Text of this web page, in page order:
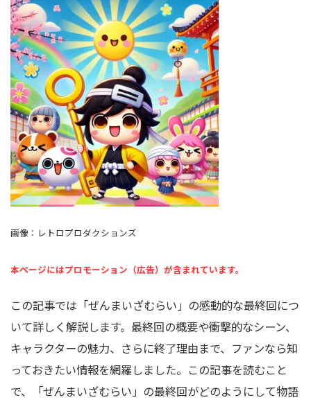
画像：レトロプロダクションズ
本ページにはプロモーション（広告）が含まれています。
この記事では「ぜんまいざむらい」の感動的な最終回につ
いて詳しく解説します。 最終回の概要や衝撃的なシーン、
キャラクターの魅力、さらに終了理由まで、ファンなら知
っておきたい情報を網羅しました。 この記事を読むこと
で、「ぜんまいざむらい」の最終回がどのようにして物語